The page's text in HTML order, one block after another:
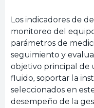
Los indicadores de
monitoreo del
parámetros de
seguimiento y
objetivo principal de
fluido, soportar la
seleccionados en
desempeño de la